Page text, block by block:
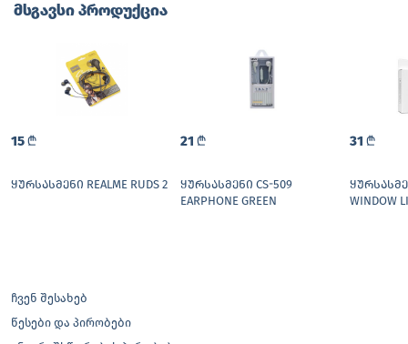
მსგავსი პროდუქცია
15 L
ᲧᲣᲠᲡᲐᲡᲛᲔᲜᲘ REALME RUDS 2
21 L
ᲧᲣᲠᲡᲐᲡᲛᲔᲜᲘ CS-509
EARPHONE GREEN
31 L
WINDOW
ჩვენ შესახებ
წესები და პირობები